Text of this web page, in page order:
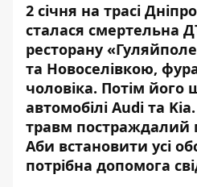
2 січня на трасі
сталася смертельна
ресторану
та Новоселівкою,
чоловіка. Потім його
автомобілі Audi та Kia
травм постраждалий
Аби встановити усі
потрібна допомога